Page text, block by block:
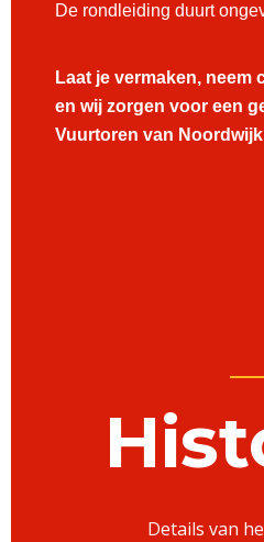
De rondleiding duurt
Laat je vermaken, neem
en wij zorgen voor een
Vuurtoren van
Details van